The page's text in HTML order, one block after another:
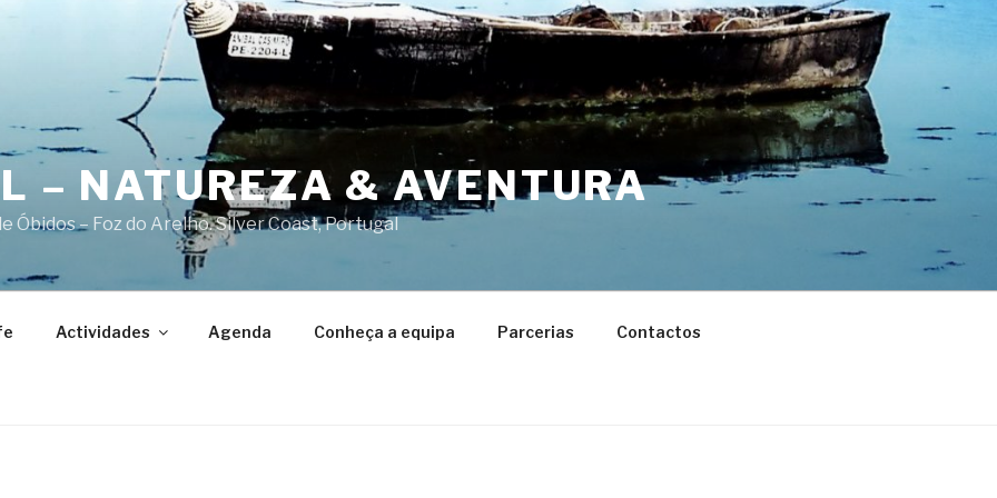
– NATUREZA & AVENTURA
Óbidos – Foz do Arelho. Silver Coast, Portugal
Actividades Agenda Conheça a equipa Parcerias Contactos